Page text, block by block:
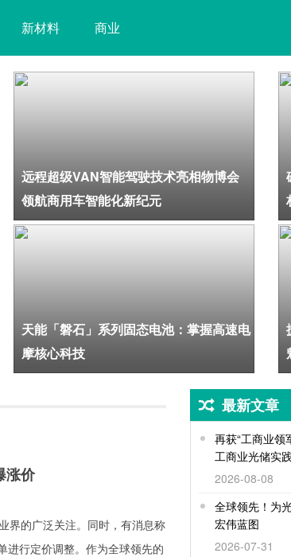
新材料 商业
远程超级VAN智能驾驶技术亮相物博会
领航商用车智能化新纪元
天能「磐石」系列固态电池：掌握高速电
摩核心科技
涨价
的广泛关注。同时，有消息称
进行定价调整。作为全球领先的
最新文章
再获“工商业领
工商业光储实
2026-08-08
全球领先！为
宏伟蓝图
2026-07-31